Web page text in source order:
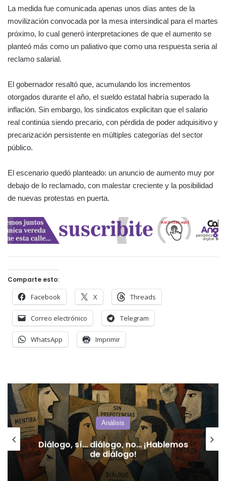
La medida fue comunicada apenas unos días antes de la
movilización convocada por la mesa intersindical para el martes
próximo, lo cual generó interpretaciones de que el aumento se
planteó más como un paliativo que como una respuesta seria al
reclamo salarial.
El gobernador resaltó que, acumulando los incrementos
otorgados durante el año, el sueldo estatal habría superado la
inflación. Sin embargo, los sindicatos explicitan que el salario
real continúa siendo precario, con pérdida de poder adquisitivo y
precarización persistente en múltiples categorías del sector
público.
El escenario quedó planteado: un anuncio de aumento muy por
debajo de lo reclamado, con malestar creciente y la posibilidad
de nuevas protestas en puerta.
Comparte esto:
Facebook X Threads
Correo electrónico Telegram
WhatsApp Imprimir
San Luis
El mapa de la deuda interpela a San
Luis: Pedernera aparece entre los
departamentos con más deudores